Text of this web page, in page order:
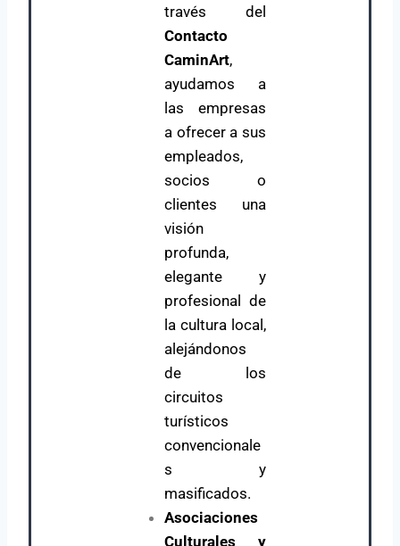
través del
Contacto
CaminArt,
ayudamos a
las empresas
a ofrecer a sus
empleados,
socios o
clientes una
visión
profunda,
elegante y
profesional de
la cultura local,
alejándonos
de los
circuitos
turísticos
convencionale
s y
masificados.
Asociaciones
Culturales y